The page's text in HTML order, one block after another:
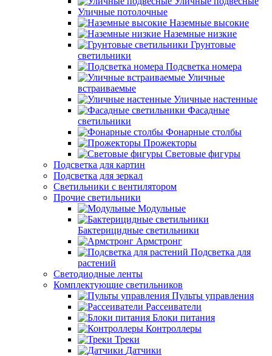
Уличные потолочные
Наземные высокие
Наземные низкие
Грунтовые
светильники
Подсветка номера
Уличные
встраиваемые
Уличные настенные
Фасадные
светильники
Фонарные столбы
Прожекторы
Световые фигуры
Подсветка для картин
Подсветка для зеркал
Светильники с вентилятором
Прочие светильники
Модульные
Бактерицидные светильники
Армстронг
Подсветка для
растений
Светодиодные ленты
Комплектующие светильников
Пульты управления
Рассеиватели
Блоки питания
Контроллеры
Треки
Датчики